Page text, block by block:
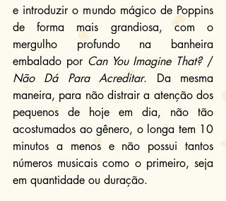
e introduzir o mundo mágico de Poppins
de forma mais grandiosa, com o
mergulho profundo na banheira
embalado por Can You Imagine That?
Não Dá Para Acreditar. Da mesma
maneira, para não distrair a atenção dos
pequenos de hoje em dia, não tão
acostumados ao gênero, o longa tem 10
minutos a menos e não possui tantos
números musicais como o primeiro, seja
em quantidade ou duração.